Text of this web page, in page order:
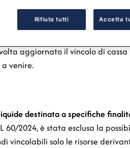
. Una corretta
locali
, attraverso l’analisi
aggiornato il vincolo di
venire.
destinata a specifiche
2024, è stata esclusa la
vincolabili solo le risorse
Rifiuta tutti Accetta